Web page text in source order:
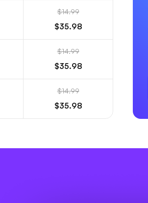
$14.99
$35.98
$14.99
$35.98
$14.99
$35.98